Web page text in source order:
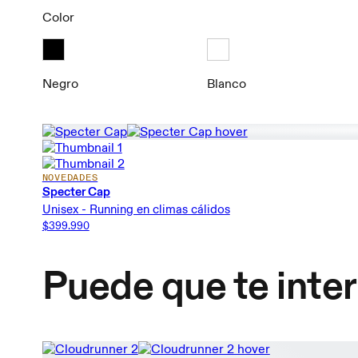
Color
Negro Blanco
NOVEDADES
Specter Cap
Unisex - Running en climas cálidos
$399.990
Puede que te